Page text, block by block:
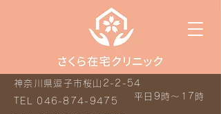
平日9時～17時
神奈川県逗子市桜山2-2-54
TEL 046-874-9475